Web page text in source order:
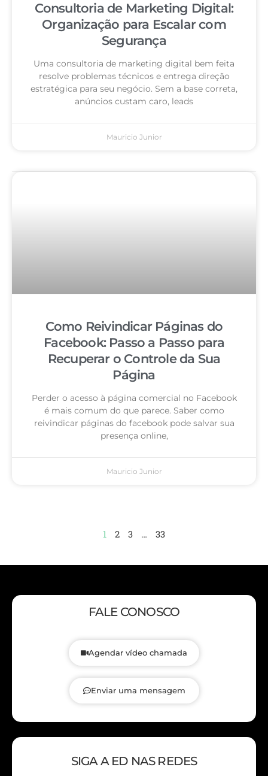
Consultoria de Marketing Digital:
Organização para Escalar com
Segurança
Uma consultoria de marketing digital bem feita
resolve problemas técnicos e entrega direção
estratégica para seu negócio. Sem a base correta,
anúncios custam caro, leads
Mauricio Junior
Como Reivindicar Páginas do
Facebook: Passo a Passo para
Recuperar o Controle da Sua
Página
Perder o acesso à página comercial no Facebook
é mais comum do que parece. Saber como
reivindicar páginas do facebook pode salvar sua
presença online,
Mauricio Junior
1 2 3 … 33
FALE CONOSCO
Agendar vídeo chamada
Enviar uma mensagem
SIGA A ED NAS REDES